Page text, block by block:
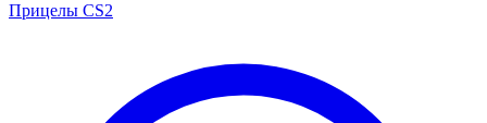
Прицелы CS2